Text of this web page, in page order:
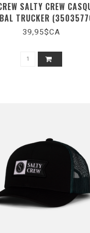
SALTY CREW
TRUCKER
39,95$CA